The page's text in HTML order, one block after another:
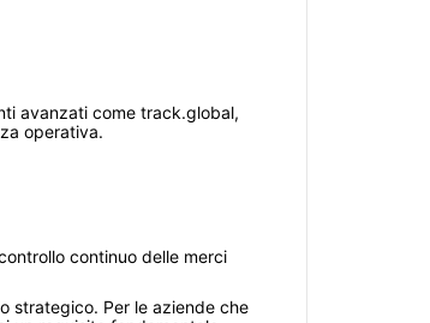
avanzati come track.global,
operativa.
continuo delle merci
strategico. Per le aziende che